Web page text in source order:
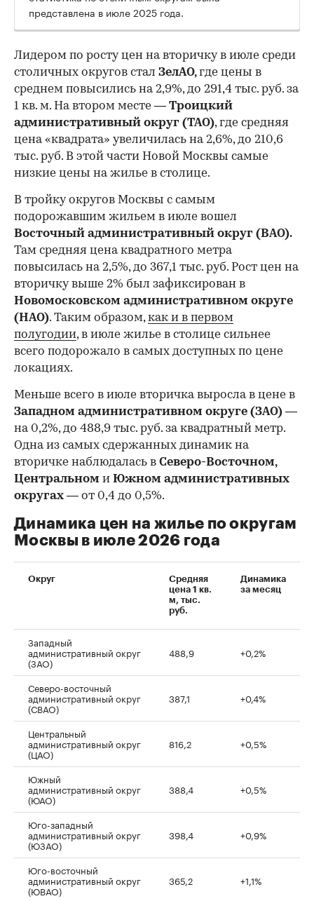
представлена в июле 2025 года.
Лидером по росту цен на вторичку в июле среди
столичных округов стал ЗелАО,где цены в
среднем повысились на 2,9%, до 291,4 тыс. руб. за
1 кв. м. На втором месте — Троицкий
административный округ (ТАО), где средняя
цена «квадрата» увеличилась на 2,6%, до 210,6
тыс. руб. В этой части Новой Москвы самые
низкие цены на жилье в столице.
В тройку округов Москвы с самым
подорожавшим жильем в июле вошел
Восточный административный округ (ВАО).
Там средняя цена квадратного метра
повысилась на 2,5%, до 367,1 тыс. руб. Рост цен на
вторичку выше 2% был зафиксирован в
Новомосковском административном округе
(НАО). Таким образом,как и в первом
полугодии, в июле жилье в столице сильнее
всего подорожало в самых доступных по цене
локациях.
Меньше всего в июле вторичка выросла в цене в
Западном административном округе (ЗАО) —
на 0,2%, до 488,9 тыс. руб. за квадратный метр.
Одна из самых сдержанных динамик на
вторичке наблюдалась в Северо-Восточном,
Центральном и Южном административных
округах — от 0,4 до 0,5%.
Динамика цен на жилье по округам
Москвы в июле 2026 года
Округ
Средняя
цена 1 кв.
м, тыс.
руб.
Динамика
за месяц
Западный
административный округ
(ЗАО)
488,9 +0,2%
Северо-восточный
административный округ
(СВАО)
387,1 +0,4%
Центральный
административный округ
(ЦАО)
816,2 +0,5%
Южный
административный округ
(ЮАО)
388,4 +0,5%
Юго-западный
административный округ
(ЮЗАО)
398,4 +0,9%
Юго-восточный
административный округ
(ЮВАО)
365,2 +1,1%